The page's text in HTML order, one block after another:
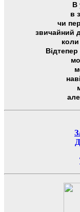
В
в
чи
звичайний
коли